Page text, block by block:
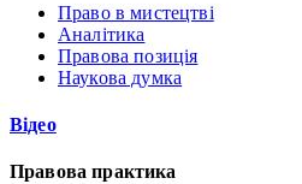
Право в мистецтві
Аналітика
Правова позиція
Наукова думка
Відео
Правова практика